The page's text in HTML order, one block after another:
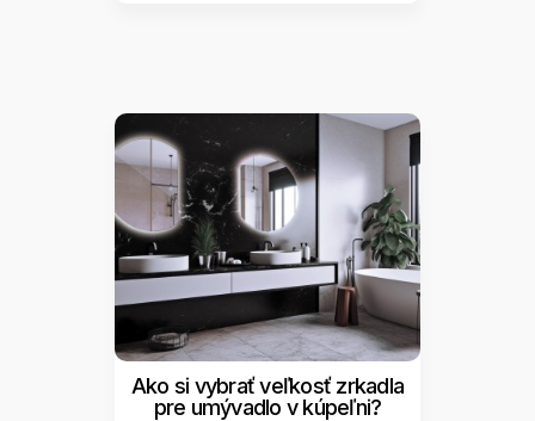
Ako si vybrať veľkosť zrkadla
pre umývadlo v kúpeľni?